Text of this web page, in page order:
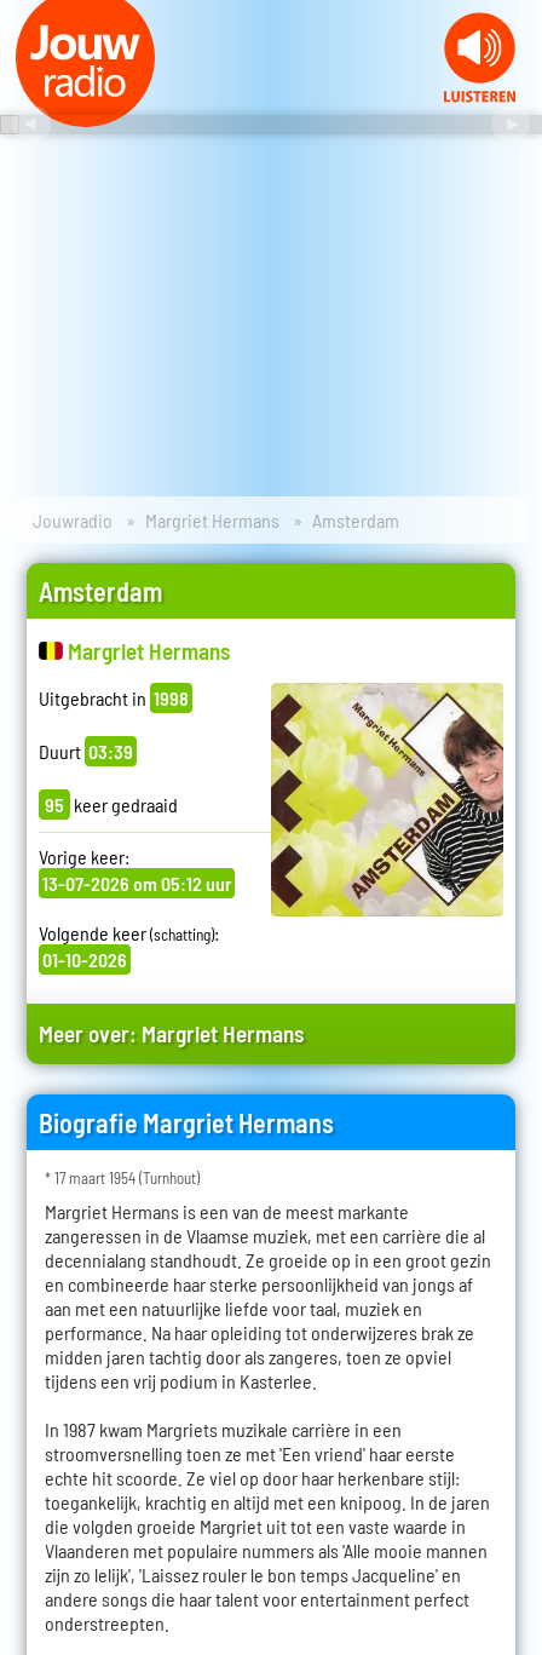
Jouwradio Margriet Hermans Amsterdam
Amsterdam
Margriet Hermans
Uitgebracht in 1998
Duurt 03:39
95 keer gedraaid
Vorige keer:
13-07-2026 om 05:12 uur
Volgende keer(schatting):
01-10-2026
Meer over: Margriet Hermans
Biografie Margriet Hermans
* 17 maart 1954 (Turnhout)
Margriet Hermans is een van de meest markante
zangeressen in de Vlaamse muziek, met een carrière die al
decennialang standhoudt. Ze groeide op in een groot gezin
en combineerde haar sterke persoonlijkheid van jongs af
aan met een natuurlijke liefde voor taal, muziek en
performance. Na haar opleiding tot onderwijzeres brak ze
midden jaren tachtig door als zangeres, toen ze opviel
tijdens een vrij podium in Kasterlee.
In 1987 kwam Margriets muzikale carrière in een
stroomversnelling toen ze met 'Een vriend' haar eerste
echte hit scoorde. Ze viel op door haar herkenbare stijl:
toegankelijk, krachtig en altijd met een knipoog. In de jaren
die volgden groeide Margriet uit tot een vaste waarde in
Vlaanderen met populaire nummers als 'Alle mooie mannen
zijn zo lelijk', 'Laissez rouler le bon temps Jacqueline' en
andere songs die haar talent voor entertainment perfect
onderstreepten.